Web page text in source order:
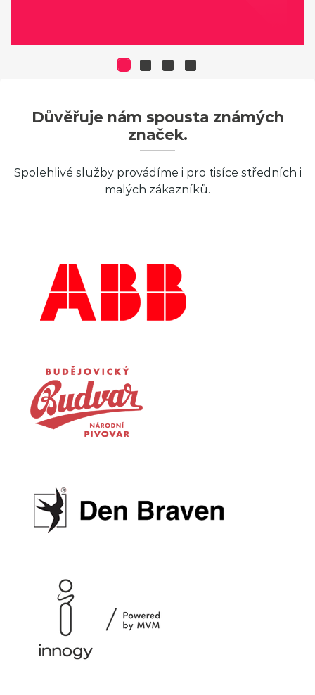
Důvěřuje nám spousta známých
značek.
Spolehlivé služby provádíme i pro tisíce středních i
malých zákazníků.